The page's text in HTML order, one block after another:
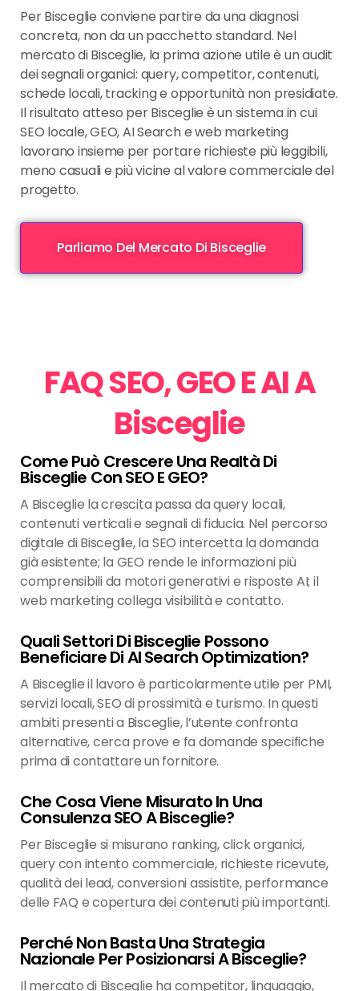
Per Bisceglie conviene partire da una diagnosi
concreta, non da un pacchetto standard. Nel
mercato di Bisceglie, la prima azione utile è un audit
dei segnali organici: query, competitor, contenuti,
schede locali, tracking e opportunità non presidiate.
Il risultato atteso per Bisceglie è un sistema in cui
SEO locale, GEO, AI Search e web marketing
lavorano insieme per portare richieste più leggibili,
meno casuali e più vicine al valore commerciale del
progetto.
Parliamo Del Mercato Di Bisceglie
FAQ SEO, GEO E AI A
Bisceglie
Come Può Crescere Una Realtà Di
Bisceglie Con SEO E GEO?
A Bisceglie la crescita passa da query locali,
contenuti verticali e segnali di fiducia. Nel percorso
digitale di Bisceglie, la SEO intercetta la domanda
già esistente; la GEO rende le informazioni più
comprensibili da motori generativi e risposte AI; il
web marketing collega visibilità e contatto.
Quali Settori Di Bisceglie Possono
Beneficiare Di AI Search Optimization?
A Bisceglie il lavoro è particolarmente utile per PMI,
servizi locali, SEO di prossimità e turismo. In questi
ambiti presenti a Bisceglie, l’utente confronta
alternative, cerca prove e fa domande specifiche
prima di contattare un fornitore.
Che Cosa Viene Misurato In Una
Consulenza SEO A Bisceglie?
Per Bisceglie si misurano ranking, click organici,
query con intento commerciale, richieste ricevute,
qualità dei lead, conversioni assistite, performance
delle FAQ e copertura dei contenuti più importanti.
Perché Non Basta Una Strategia
Nazionale Per Posizionarsi A Bisceglie?
Il mercato di Bisceglie ha competitor, linguaggio,